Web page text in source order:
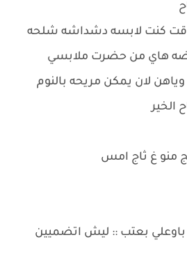
كنت لابسه دشداشه شلحه
هاي من حضرت ملابسي
لان يمكن مريحه بالنوم
الخير
منو غ ثاج امس
باوعلي بعتب :: ليش اتضميين